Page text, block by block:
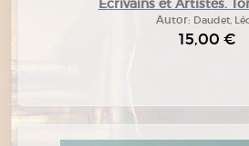
Écrivains et Artistes.
Autor: Daudet,
15,00 €